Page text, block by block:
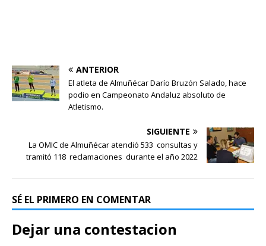
ANTERIOR
El atleta de Almuñécar Darío Bruzón Salado, hace
podio en Campeonato Andaluz absoluto de
Atletismo.
SIGUIENTE
La OMIC de Almuñécar atendió 533 consultas y
tramitó 118 reclamaciones durante el año 2022
SÉ EL PRIMERO EN COMENTAR
Dejar una contestacion